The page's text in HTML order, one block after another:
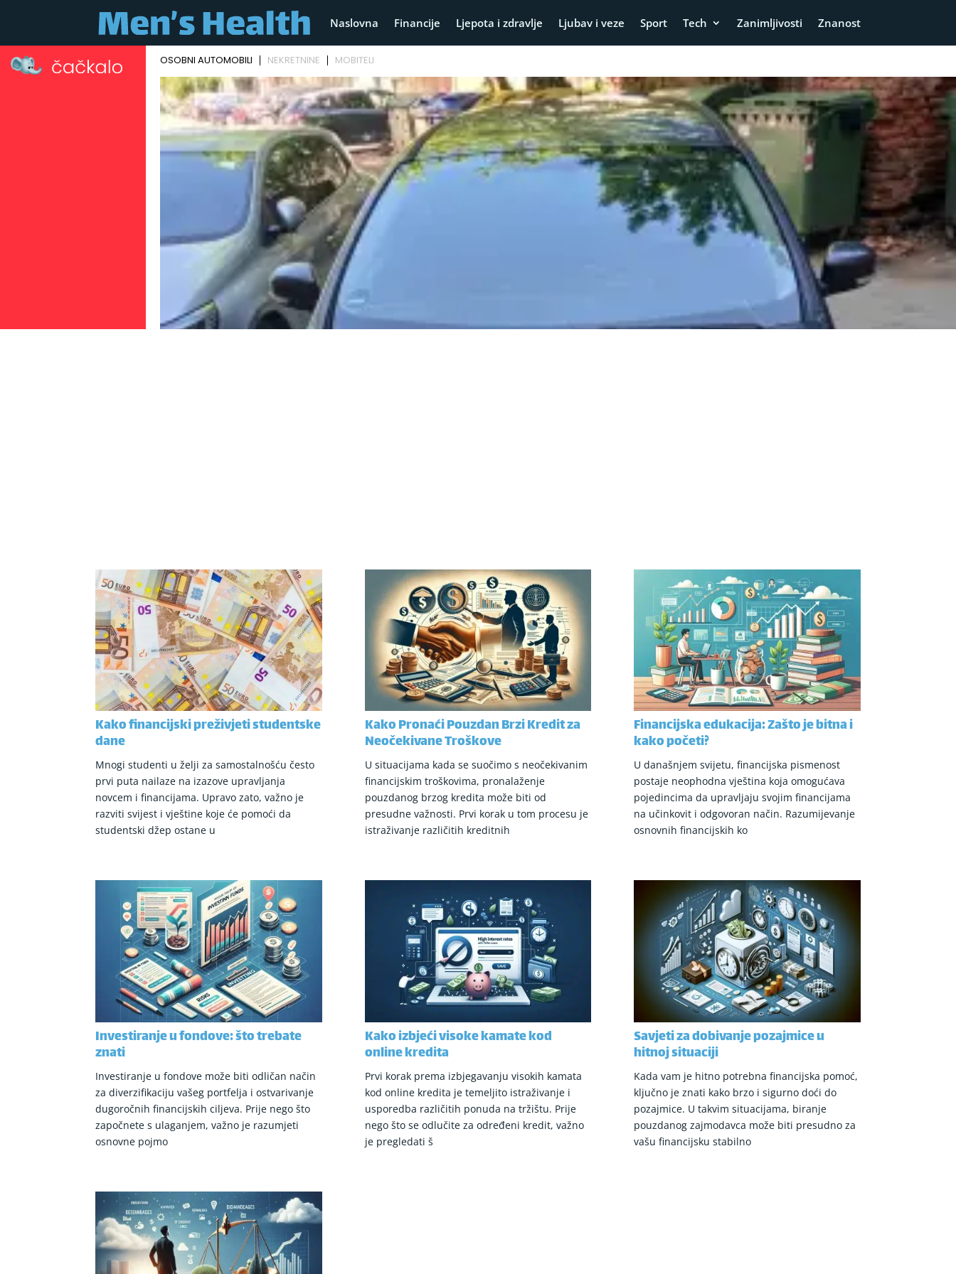
Naslovna Financije Ljepota i zdravlje Ljubav i veze Sport Tech Zanimljivosti Znanost
Kako financijski preživjeti studentske
dane
Mnogi studenti u želji za samostalnošću često
prvi puta nailaze na izazove upravljanja
novcem i financijama. Upravo zato, važno je
razviti svijest i vještine koje će pomoći da
studentski džep ostane u
Investiranje u fondove: što trebate
znati
Investiranje u fondove može biti odličan način
za diverzifikaciju vašeg portfelja i ostvarivanje
dugoročnih financijskih ciljeva. Prije nego što
započnete s ulaganjem, važno je razumjeti
osnovne pojmo
Kako Pronaći Pouzdan Brzi Kredit za
Neočekivane Troškove
U situacijama kada se suočimo s neočekivanim
financijskim troškovima, pronalaženje
pouzdanog brzog kredita može biti od
presudne važnosti. Prvi korak u tom procesu je
istraživanje različitih kreditnih
Kako izbjeći visoke kamate kod
online kredita
Prvi korak prema izbjegavanju visokih kamata
kod online kredita je temeljito istraživanje i
usporedba različitih ponuda na tržištu. Prije
nego što se odlučite za određeni kredit, važno
je pregledati š
Financijska edukacija: Zašto je bitna i
kako početi?
U današnjem svijetu, financijska pismenost
postaje neophodna vještina koja omogućava
pojedincima da upravljaju svojim financijama
na učinkovit i odgovoran način. Razumijevanje
osnovnih financijskih ko
Savjeti za dobivanje pozajmice u
hitnoj situaciji
Kada vam je hitno potrebna financijska pomoć,
ključno je znati kako brzo i sigurno doći do
pozajmice. U takvim situacijama, biranje
pouzdanog zajmodavca može biti presudno za
vašu financijsku stabilno